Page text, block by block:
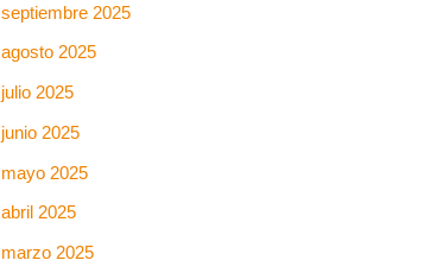
septiembre 2025
agosto 2025
julio 2025
junio 2025
mayo 2025
abril 2025
marzo 2025